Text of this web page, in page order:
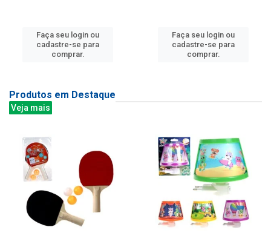
Faça seu login ou
cadastre-se para
comprar.
Faça seu login ou
cadastre-se para
comprar.
Produtos em Destaque
Veja mais